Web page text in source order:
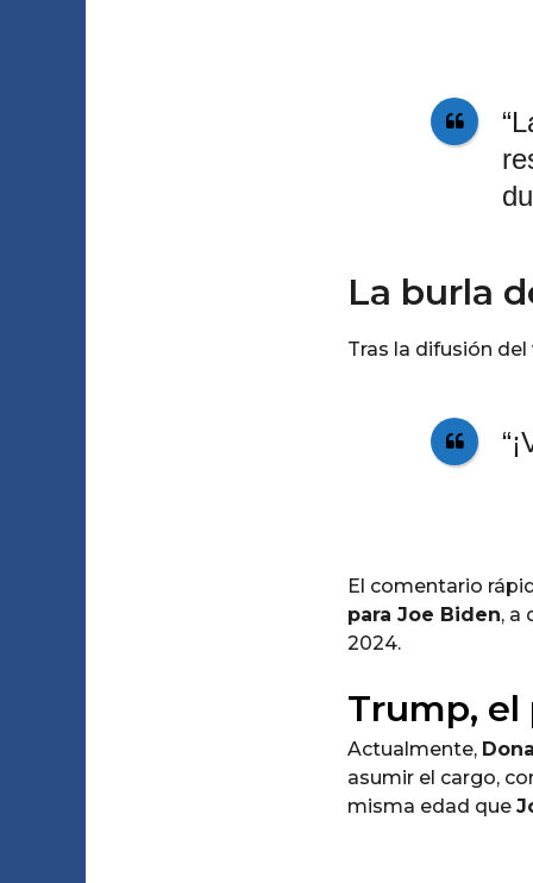
La burla
Tras la difusión del
El comentario
para Joe Biden, a
2024.
Trump, el
Actualmente,
asumir el cargo,
misma edad que